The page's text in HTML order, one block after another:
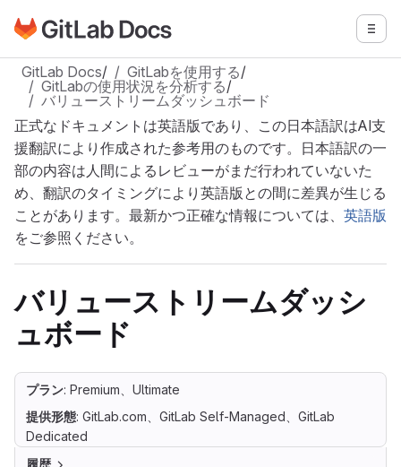
メインコンテンツにスキップ
GitLabドキュメントのホームページに移動 メニ
GitLab Docs/ GitLabを使用する/
GitLabの使用状況を分析する/
バリューストリームダッシュボード
正式なドキュメントは英語版であり、この日本語訳はAI支
援翻訳により作成された参考用のものです。日本語訳の一
部の内容は人間によるレビューがまだ行われていないた
め、翻訳のタイミングにより英語版との間に差異が生じる
ことがあります。最新かつ正確な情報については、 英語版
をご参照ください。
バリューストリームダッシ
ュボード
プラン: Premium、Ultimate
提供形態: GitLab.com、GitLab Self-Managed、GitLab
Dedicated
履歴